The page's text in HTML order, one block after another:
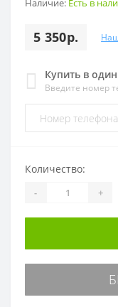
Наличие: Есть в
5 350р.
Купить в
Введите номер
Количество:
- +